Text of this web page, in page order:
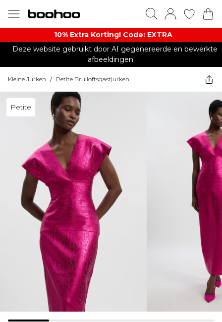
10% Extra Korting! Code: EXTRA​
Deze website gebruikt door AI gegenereerde en bewerkte
afbeeldingen.
Kleine Jurken / Petite Bruiloftsgastjurken
Petite